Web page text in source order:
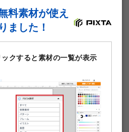
料素材が使え
ました！
クすると素材の一覧が表示